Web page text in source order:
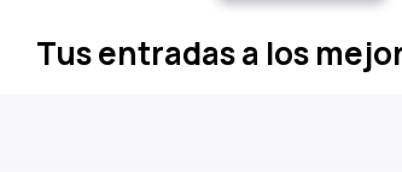
Tus entradas a los